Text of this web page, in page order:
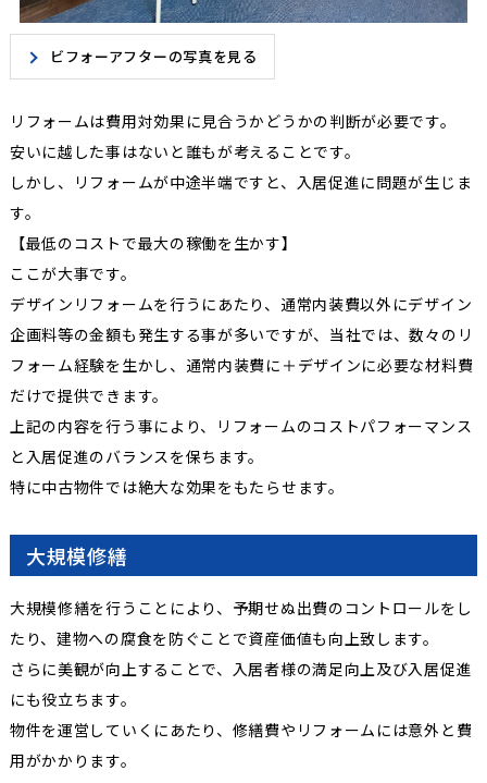
ビフォーアフターの写真を見る
リフォームは費用対効果に見合うかどうかの判断が必要です。
安いに越した事はないと誰もが考えることです。
しかし、リフォームが中途半端ですと、入居促進に問題が生じま
す。
【最低のコストで最大の稼働を生かす】
ここが大事です。
デザインリフォームを行うにあたり、通常内装費以外にデザイン
企画料等の金額も発生する事が多いですが、当社では、数々のリ
フォーム経験を生かし、通常内装費に＋デザインに必要な材料費
だけで提供できます。
上記の内容を行う事により、リフォームのコストパフォーマンス
と入居促進のバランスを保ちます。
特に中古物件では絶大な効果をもたらせます。
大規模修繕
大規模修繕を行うことにより、予期せぬ出費のコントロールをし
たり、建物への腐食を防ぐことで資産価値も向上致します。
さらに美観が向上することで、入居者様の満足向上及び入居促進
にも役立ちます。
物件を運営していくにあたり、修繕費やリフォームには意外と費
用がかかります。